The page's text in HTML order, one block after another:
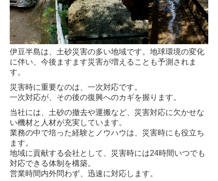
伊豆半島は、土砂災害の多い地域です。地球環境の変化
に伴い、今後ますます災害が増えることも予測されま
す。
災害時に重要なのは、一次対応です。
一次対応が、その後の復興へのカギを握ります。
当社には、土砂の撤去や運搬など、災害対応に欠かせな
い機材と人材が充実しています。
業務の中で培った経験とノウハウは、災害時にも役立ち
ます。
地域に貢献する会社として、災害時には24時間いつでも
対応できる体制を構築。
営業時間内外問わず、迅速に対応します。